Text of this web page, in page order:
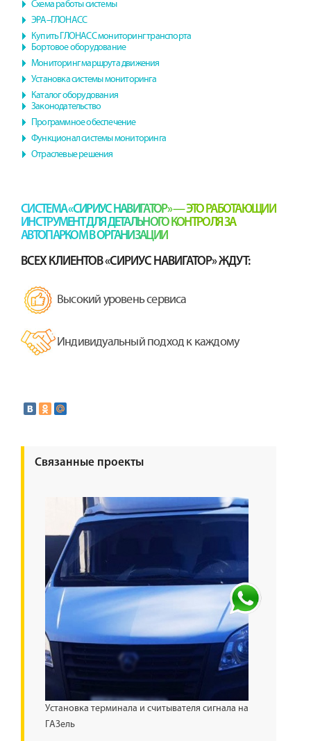
Схема работы системы
ЭРА–ГЛОНАСС
Купить ГЛОНАСС мониторинг транспорта
Бортовое оборудование
Мониторинг маршрута движения
Установка системы мониторинга
Каталог оборудования
Законодательство
Программное обеспечение
Функционал системы мониторинга
Отраслевые решения
СИСТЕМА «СИРИУС НАВИГАТОР» — ЭТО РАБОТАЮЩИЙ
ИНСТРУМЕНТ ДЛЯ ДЕТАЛЬНОГО КОНТРОЛЯ ЗА
АВТОПАРКОМ В ОРГАНИЗАЦИИ
ВСЕХ КЛИЕНТОВ «СИРИУС НАВИГАТОР» ЖДУТ:
Высокий уровень сервиса
Индивидуальный подход к каждому
Связанные проекты
Установка терминала и считывателя сигнала на
ГАЗель